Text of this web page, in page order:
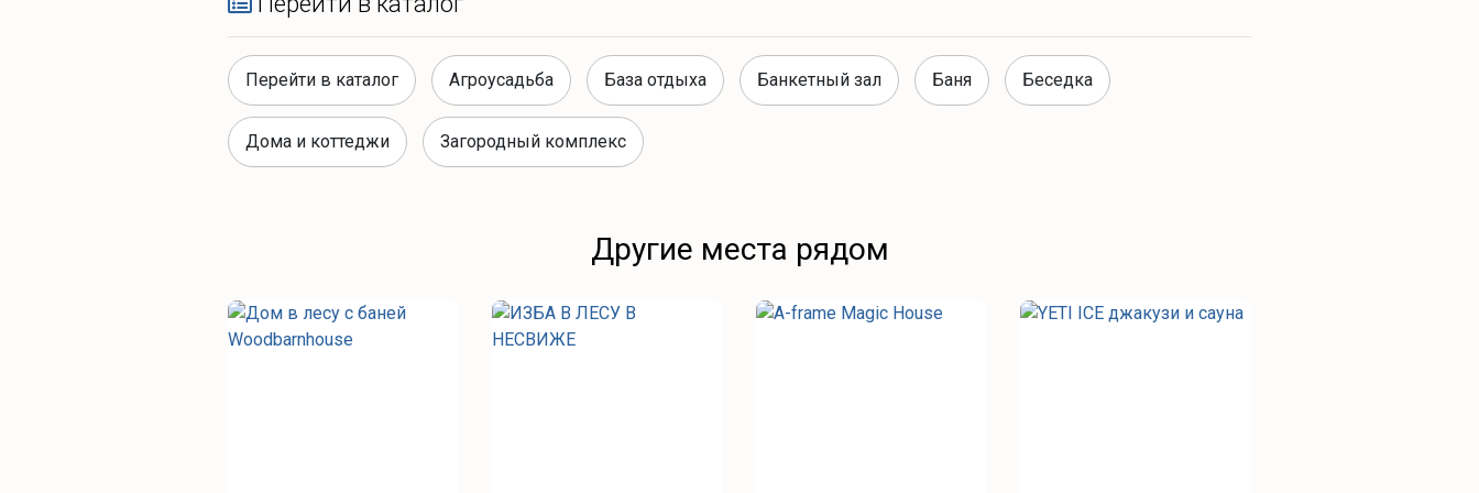
Перейти в каталог Агроусадьба База отдыха Банкетный зал Баня Беседка
Дома и коттеджи Загородный комплекс
Другие места рядом